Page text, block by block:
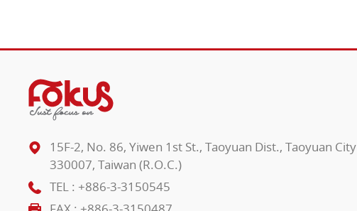
15F-2, No. 86, Yiwen 1st St., Taoyuan Dist., Taoyuan City
330007, Taiwan (R.O.C.)
TEL : +886-3-3150545